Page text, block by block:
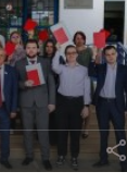
r